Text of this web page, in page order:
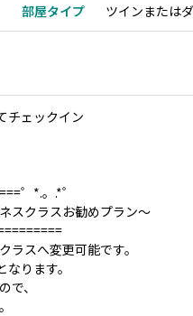
部屋タイプ ツインまたは
チェックイン
゜*.。.*゜
スクラスお勧めプラン～
ラスへ変更可能です。
ります。
で、